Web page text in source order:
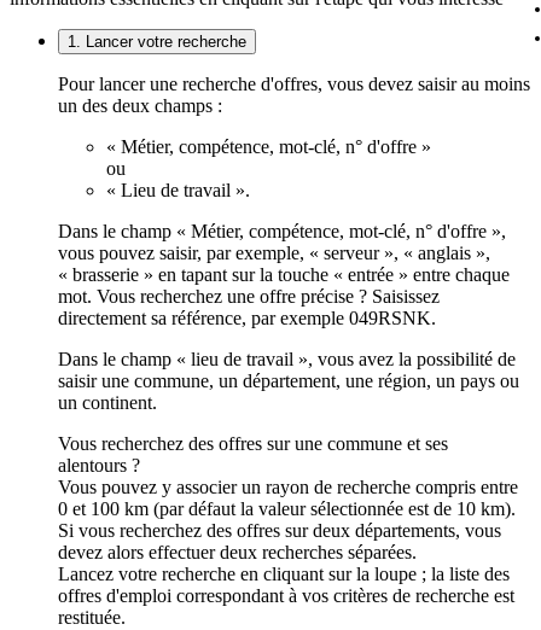
1. Lancer votre recherche
Pour lancer une recherche d'offres, vous devez saisir au moins
un des deux champs :
« Métier, compétence, mot-clé, n° d'offre »
ou
« Lieu de travail ».
Dans le champ « Métier, compétence, mot-clé, n° d'offre »,
vous pouvez saisir, par exemple, « serveur », « anglais »,
« brasserie » en tapant sur la touche « entrée » entre chaque
mot. Vous recherchez une offre précise ? Saisissez
directement sa référence, par exemple 049RSNK.
Dans le champ « lieu de travail », vous avez la possibilité de
saisir une commune, un département, une région, un pays ou
un continent.
Vous recherchez des offres sur une commune et ses
alentours ?
Vous pouvez y associer un rayon de recherche compris entre
0 et 100 km (par défaut la valeur sélectionnée est de 10 km).
Si vous recherchez des offres sur deux départements, vous
devez alors effectuer deux recherches séparées.
Lancez votre recherche en cliquant sur la loupe ; la liste des
offres d'emploi correspondant à vos critères de recherche est
restituée.